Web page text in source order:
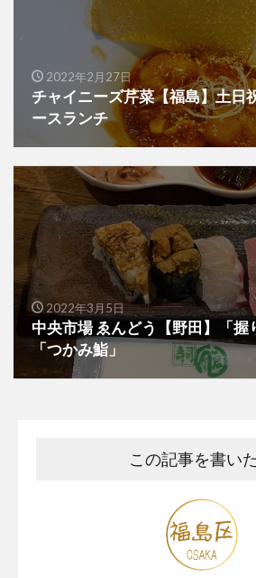
2022年2月27日
チャイニーズ芹菜【福島】土
ースランチ
2022年3月5日
中央市場 ゑんどう【野田】「握
「つかみ鮨」
この記事を書い